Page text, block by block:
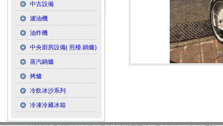
中古設備
濾油機
油炸機
中央廚房設備( 煎檯.鍋爐)
蒸汽鍋爐
烤爐
冷飲冰沙系列
冷凍冷藏冰箱